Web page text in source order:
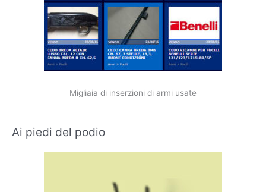
Migliaia di inserzioni di armi usate
Ai piedi del podio